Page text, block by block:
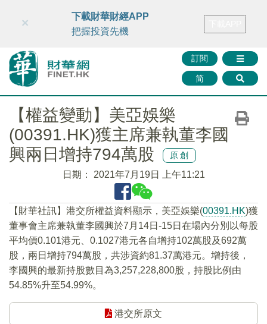
財華智庫網 FINTV FINMETA 財華證券 媒體矩陣
訂閱
简
×
下載財華財經APP
把握投資先機
【權益變動】美亞娛樂
(00391.HK)獲主席兼執董李國
興兩日增持794萬股
原創
日期： 2021年7月19日 上午11:21
【財華社訊】港交所權益資料顯示，美亞娛樂(00391.HK)獲
董事會主席兼執董李國興於7月14日-15日在場內分別以每股
平均價0.101港元、0.1027港元各自增持102萬股及692萬
股，兩日增持794萬股，共涉資約81.37萬港元。增持後，
李國興的最新持股數目為3,257,228,800股，持股比例由
54.85%升至54.99%。
港交所原文